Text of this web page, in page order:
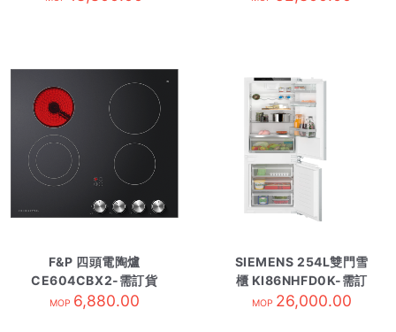
F&P 四頭電陶爐
CE604CBX2-需訂貨
MOP 6,880.00
SIEMENS 254L雙門雪
櫃 KI86NHFD0K-需訂
貨
MOP 26,000.00